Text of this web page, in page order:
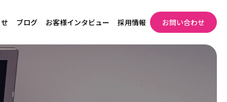
ブログ お客様インタビュー 採用情報 お問い合わせ